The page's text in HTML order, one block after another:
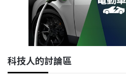
科技人的討論區